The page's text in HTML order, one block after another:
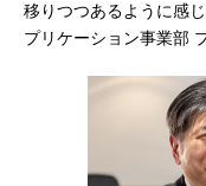
移りつつあるように感
プリケーション事業部